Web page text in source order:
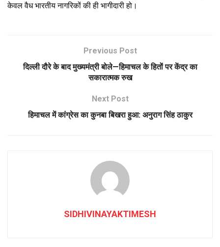
केवल वैध भारतीय नागरिकों की ही भागीदारी हो।
Previous Post
दिल्ली दौरे के बाद मुख्यमंत्री बोले—हिमाचल के हितों पर केंद्र का
सकारात्मक रुख
Next Post
हिमाचल में कांग्रेस का कुनबा बिखरा हुआ: अनुराग सिंह ठाकुर
SIDHIVINAYAKTIMESH